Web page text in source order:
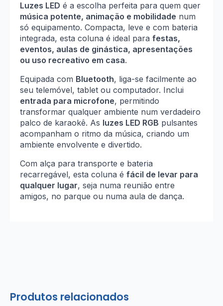
Luzes LED é a escolha perfeita para quem quer
música potente, animação e mobilidade num
só equipamento. Compacta, leve e com bateria
integrada, esta coluna é ideal para festas,
eventos, aulas de ginástica, apresentações
ou uso recreativo em casa.
Equipada com Bluetooth, liga-se facilmente ao
seu telemóvel, tablet ou computador. Inclui
entrada para microfone, permitindo
transformar qualquer ambiente num verdadeiro
palco de karaokê. As luzes LED RGB pulsantes
acompanham o ritmo da música, criando um
ambiente envolvente e divertido.
Com alça para transporte e bateria
recarregável, esta coluna é fácil de levar para
qualquer lugar, seja numa reunião entre
amigos, no parque ou numa aula de dança.
Produtos relacionados